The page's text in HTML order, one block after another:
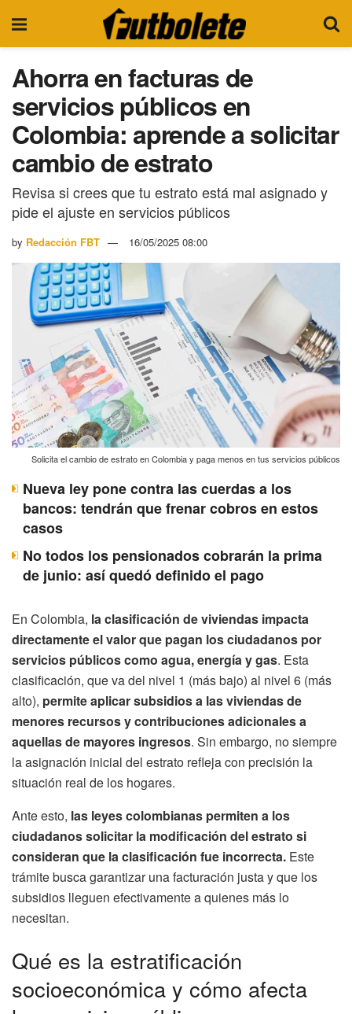
Ahorra en facturas de
servicios públicos en
Colombia: aprende a solicitar
cambio de estrato
Revisa si crees que tu estrato está mal asignado y
pide el ajuste en servicios públicos
by Redacción FBT 16/05/2025 08:00
Solicita el cambio de estrato en Colombia y paga menos en tus servicios públicos
Nueva ley pone contra las cuerdas a los
bancos: tendrán que frenar cobros en estos
casos
No todos los pensionados cobrarán la prima
de junio: así quedó definido el pago
En Colombia, la clasificación de viviendas impacta
directamente el valor que pagan los ciudadanos por
servicios públicos como agua, energía y gas. Esta
clasificación, que va del nivel 1 (más bajo) al nivel 6 (más
alto), permite aplicar subsidios a las viviendas de
menores recursos y contribuciones adicionales a
aquellas de mayores ingresos. Sin embargo, no siempre
la asignación inicial del estrato refleja con precisión la
situación real de los hogares.
Ante esto, las leyes colombianas permiten a los
ciudadanos solicitar la modificación del estrato si
consideran que la clasificación fue incorrecta. Este
trámite busca garantizar una facturación justa y que los
subsidios lleguen efectivamente a quienes más lo
necesitan.
Qué es la estratificación
socioeconómica y cómo afecta